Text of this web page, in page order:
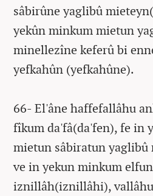
sâbirûne yaglibû
yekûn minkum mietun
minellezîne keferû bi
yefkahûn (yefkahûne).
66- El'âne haffefallâhu
fîkum da'fâ(da'fen), fe in
mietun sâbiratun
ve in yekun minkum
iznillâh(iznillâhi), vallâhu